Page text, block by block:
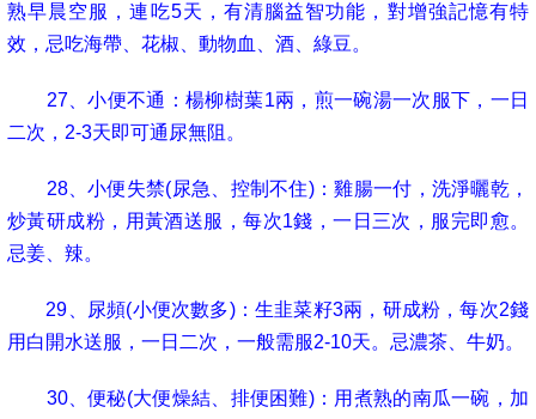
熟早晨空服，連吃5天，有清腦益智功能，對增強記憶有特
效，忌吃海帶、花椒、動物血、酒、綠豆。
27、小便不通：楊柳樹葉1兩，煎一碗湯一次服下，一日
二次， 2-3天即可通尿無阻。
28、小便失禁(尿急、控制不住)：雞腸一付，洗淨曬乾，
炒黃研成粉，用黃酒送服，每次1錢，一日三次，服完即愈。
忌姜、辣。
29 、尿頻(小便次數多)：生韭菜籽3兩，研成粉，每次2錢
用白開水送服，一日二次，一般需服2-10天。忌濃茶、牛奶。
30、便秘(大便燥結、排便困難)：用煮熟的南瓜一碗，加